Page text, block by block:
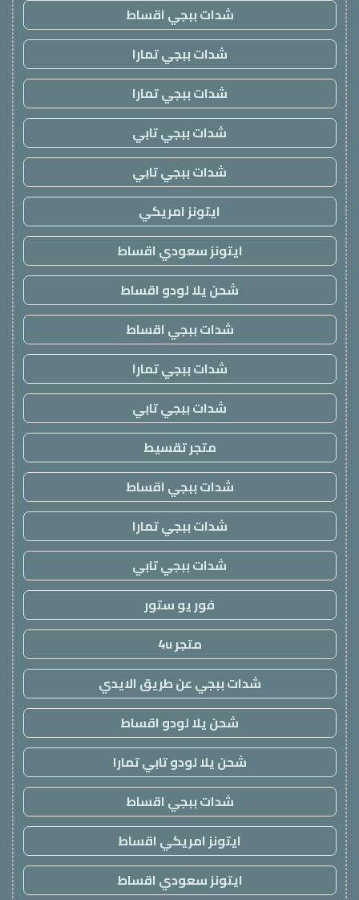
شدات ببجي اقساط
شدات ببجي تمارا
شدات ببجي تمارا
شدات ببجي تابي
شدات ببجي تابي
ايتونز امريكي
ايتونز سعودي اقساط
شحن يلا لودو اقساط
شدات ببجي اقساط
شدات ببجي تمارا
شدات ببجي تابي
متجر تقسيط
شدات ببجي اقساط
شدات ببجي تمارا
شدات ببجي تابي
فور يو ستور
متجر 4u
شدات ببجي عن طريق الايدي
شحن يلا لودو اقساط
شحن يلا لودو تابي تمارا
شدات ببجي اقساط
ايتونز امريكي اقساط
ايتونز سعودي اقساط